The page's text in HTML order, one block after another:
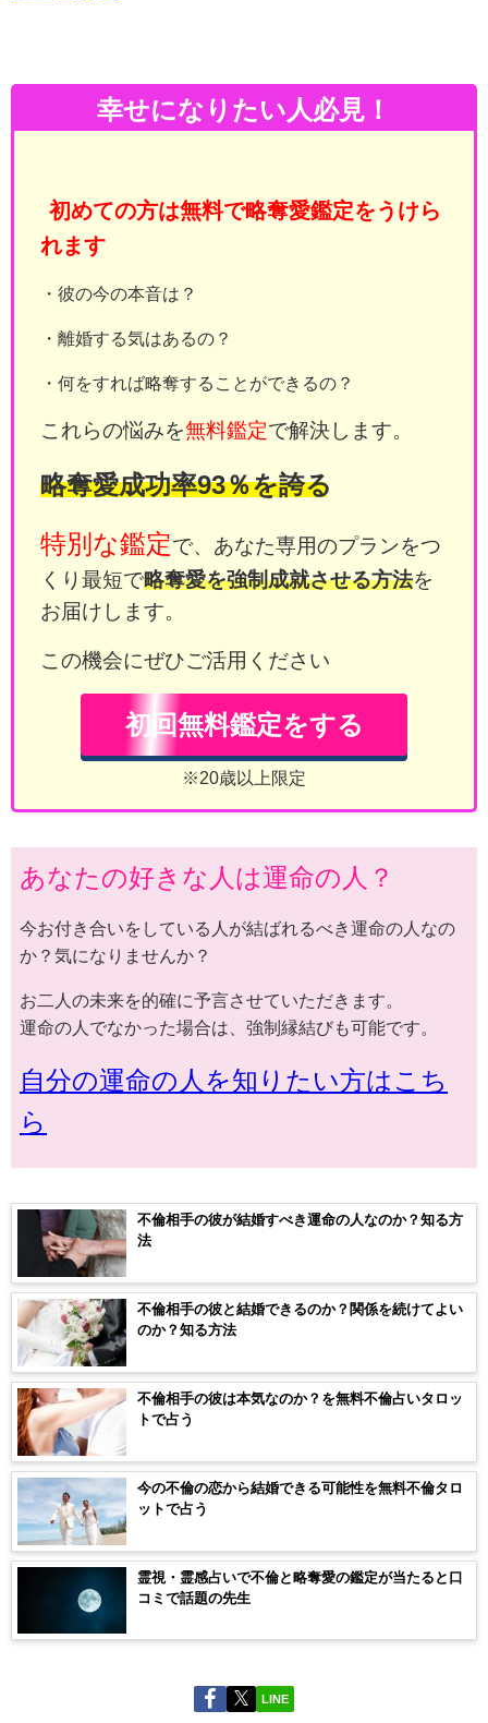
幸せになりたい人必見！
初めての方は無料で略奪愛鑑定をうけら
れます
・彼の今の本音は？
・離婚する気はあるの？
・何をすれば略奪することができるの？
これらの悩みを無料鑑定で解決します。
略奪愛成功率93％を誇る
特別な鑑定で、あなた専用のプランをつ
くり最短で略奪愛を強制成就させる方法を
お届けします。
この機会にぜひご活用ください
初回無料鑑定をする
※20歳以上限定
あなたの好きな人は運命の人？
今お付き合いをしている人が結ばれるべき運命の人なの
か？気になりませんか？
お二人の未来を的確に予言させていただきます。
運命の人でなかった場合は、強制縁結びも可能です。
自分の運命の人を知りたい方はこち
ら
不倫相手の彼が結婚すべき運命の人なのか？知る方
法
不倫相手の彼と結婚できるのか？関係を続けてよい
のか？知る方法
不倫相手の彼は本気なのか？を無料不倫占いタロッ
トで占う
今の不倫の恋から結婚できる可能性を無料不倫タロ
ットで占う
霊視・霊感占いで不倫と略奪愛の鑑定が当たると口
コミで話題の先生
LINE